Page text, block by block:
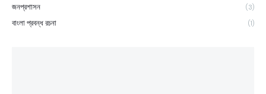
জনপ্রশাসন (3)
বাংলা প্রবন্ধ রচনা (1)